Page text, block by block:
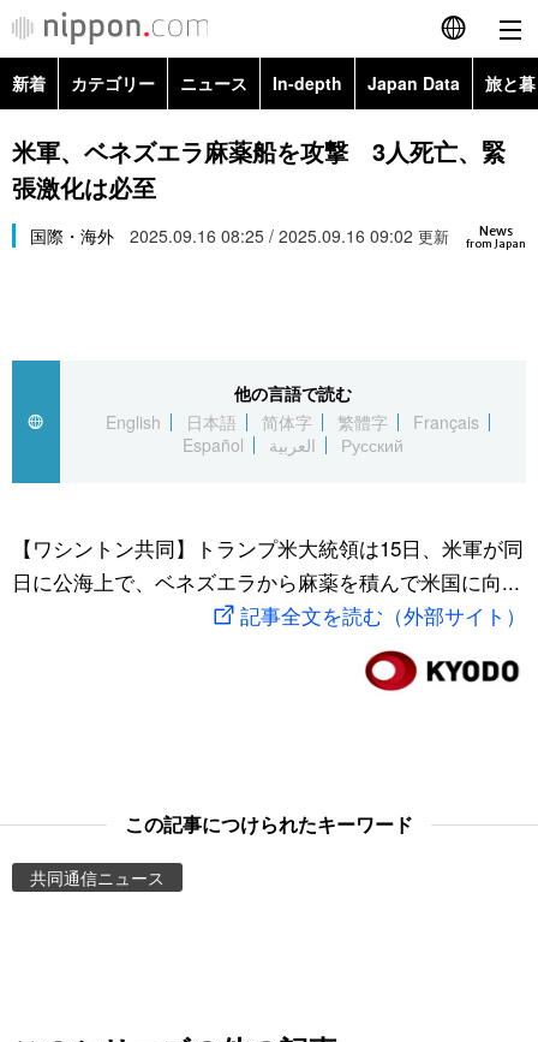
English
简体字
Русский
カテゴリー
経済・ビジネス
国際
文化
トップ
アーカイブ
In-depth
Japan Data
動画/Live
新着 カテゴリー ニュース In-depth Japan Data 旅と
政治・外交
経済・ビジネス
スポーツ・東京2020
Topics
米軍、ベネズエラ麻薬船を攻撃 3人死亡、緊
張激化は必至
News
from Japan
国際・海外 2025.09.16 08:25 / 2025.09.16 09:02 更新
他の言語で読む
English
日本語 简体字 繁體字
Français
Español
العربية Русский
【ワシントン共同】トランプ米大統領は15日、米軍が同
日に公海上で、ベネズエラから麻薬を積んで米国に向...
記事全文を読む（外部サイト）
この記事につけられたキーワード
共同通信ニュース